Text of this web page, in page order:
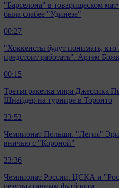
"Барселона" в товарищеском
была слабее "Удинезе"
00:27
"Хоккеисты будут понимать,
предстоит работать". Артем
00:15
Третья ракетка мира Джессика
Шнайдер на турнире в Торонто
23:52
Чемпионат Польши. "Легия"
вничью с "Короной"
23:36
Чемпионат России. ЦСКА и
результативным футболом